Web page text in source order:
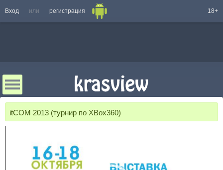
Вход или регистрация 18+
itCOM 2013 (турнир по XBox360)